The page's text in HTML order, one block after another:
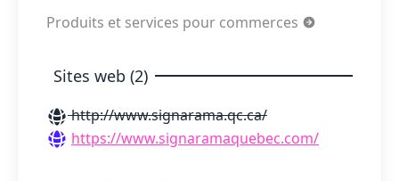
Produits et services pour commerces
Sites web (2)
http://www.signarama.qc.ca/
https://www.signaramaquebec.com/